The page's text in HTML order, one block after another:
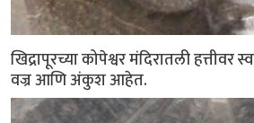
खिद्रापूरच्या कोपेश्वर मंदिरातली हत्तीवर
वज्र आणि अंकुश आहेत.